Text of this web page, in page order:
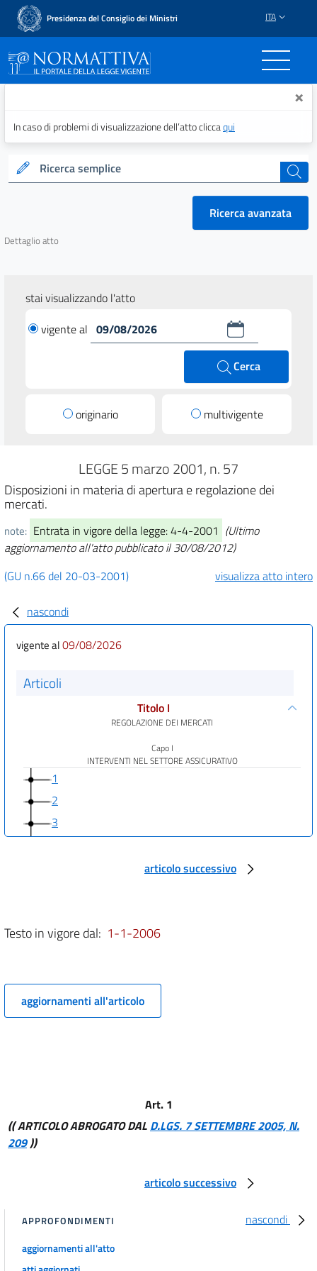
Presidenza del Consiglio dei Ministri ITA
Normattiva - Il portale ×
In caso di problemi di visualizzazione dell’atto cliccaqui
Ricerca semplice cerca
Ricerca avanzata
Dettaglio atto
stai visualizzando l'atto
vigente al
Cerca
originario multivigente
LEGGE 5 marzo 2001, n. 57
Disposizioni in materia di apertura e regolazione dei
mercati.
note: Entrata in vigore della legge: 4-4-2001 (Ultimo
aggiornamento all'atto pubblicato il 30/08/2012)
(GU n.66 del 20-03-2001)
visualizza atto intero
nascondi
vigente al09/08/2026
Articoli
Titolo I
REGOLAZIONE DEI MERCATI
Capo I
INTERVENTI NEL SETTORE ASSICURATIVO
1
2
3
DELLA PESCA E DELL'ACQUACOLTURA
9
Capo III
INCENTIVI E INTERNAZIONALIZZAZIONE DEI MERCATI
Capo I
INTERVENTI A TUTELA E SOSTEGNO DELLE PICCOLE E MEDIE IMPRESE
15
16
articolo successivo
Testo in vigore dal: 1-1-2006
aggiornamenti all'articolo
Art. 1
(( ARTICOLO ABROGATO DAL D.LGS. 7 SETTEMBRE 2005, N.
209))
articolo successivo
nascondi
APPROFONDIMENTI
aggiornamenti all'atto